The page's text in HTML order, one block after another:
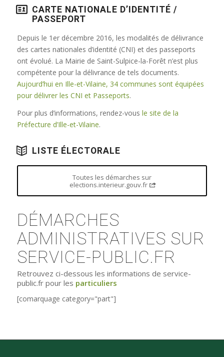
CARTE NATIONALE D’IDENTITÉ /
PASSEPORT
Depuis le 1er décembre 2016, les modalités de délivrance
des cartes nationales d’identité (CNI) et des passeports
ont évolué. La Mairie de Saint-Sulpice-la-Forêt n’est plus
compétente pour la délivrance de tels documents.
Aujourd’hui en Ille-et-Vilaine, 34 communes sont équipées
pour délivrer les CNI et Passeports.
Pour plus d’informations, rendez-vous le site de la
Préfecture d’Ille-et-Vilaine.
LISTE ÉLECTORALE
Toutes les démarches sur
elections.interieur.gouv.fr
DÉMARCHES
ADMINISTRATIVES SUR
SERVICE-PUBLIC.FR
Retrouvez ci-dessous les informations de service-
public.fr pour les particuliers
[comarquage category="part"]